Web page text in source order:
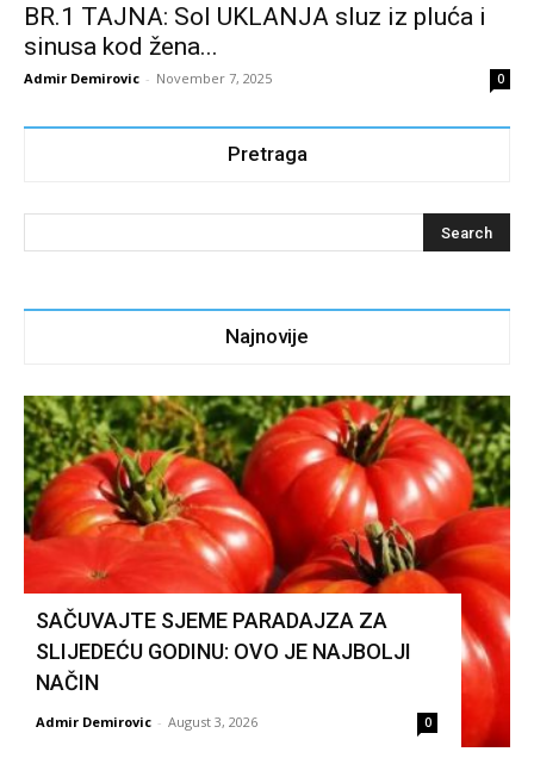
BR.1 TAJNA: Sol UKLANJA sluz iz pluća i
sinusa kod žena...
Admir Demirovic - November 7, 2025 0
Pretraga
Najnovije
SAČUVAJTE SJEME PARADAJZA ZA
SLIJEDEĆU GODINU: OVO JE NAJBOLJI
NAČIN
Admir Demirovic - August 3, 2026 0